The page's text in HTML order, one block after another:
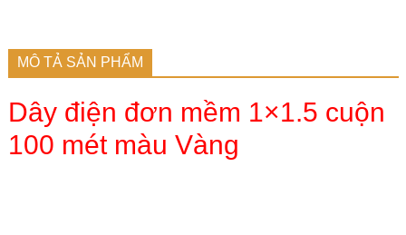
MÔ TẢ SẢN PHẨM
Dây điện đơn mềm 1×1.5 cuộn
100 mét màu Vàng